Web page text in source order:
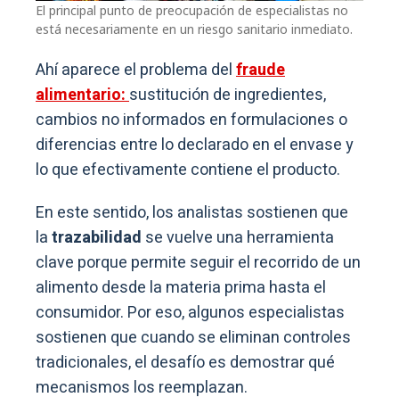
El principal punto de preocupación de especialistas no
está necesariamente en un riesgo sanitario inmediato.
Ahí aparece el problema delfraude
alimentario:sustitución de ingredientes,
cambios no informados en formulaciones o
diferencias entre lo declarado en el envase y
lo que efectivamente contiene el producto.
En este sentido, los analistas sostienen que
latrazabilidad se vuelve una herramienta
clave porque permite seguir el recorrido de un
alimento desde la materia prima hasta el
consumidor. Por eso, algunos especialistas
sostienen que cuando se eliminan controles
tradicionales, el desafío es demostrar qué
mecanismos los reemplazan.